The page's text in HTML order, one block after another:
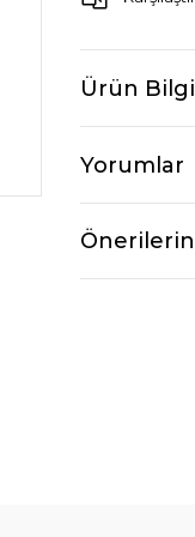
Ürün
Yorumlar